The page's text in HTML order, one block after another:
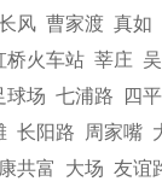
风 曹家渡 真如
桥火车站 莘庄
球场 七浦路
四
长阳路 周家嘴
共富 大场 友谊